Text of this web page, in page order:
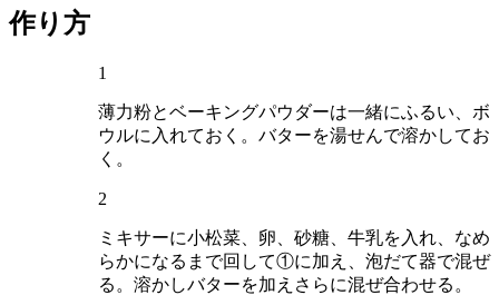
作り方
1
薄力粉とベーキングパウダーは一緒にふるい、ボ
ウルに入れておく。バターを湯せんで溶かしてお
く。
2
ミキサーに小松菜、卵、砂糖、牛乳を入れ、なめ
らかになるまで回して①に加え、泡だて器で混ぜ
る。溶かしバターを加えさらに混ぜ合わせる。